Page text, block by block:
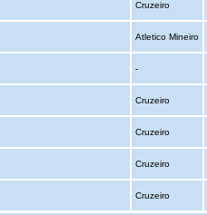
Cruzeiro
Atletico Mineiro
-
Cruzeiro
Cruzeiro
Cruzeiro
Cruzeiro